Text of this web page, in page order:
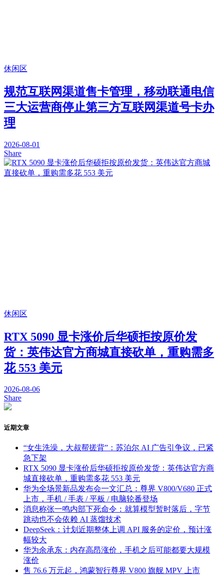
休闲区
规范互联网渠道售卡管理，移动联通电信
三大运营商停止第三方互联网渠道号卡办
理
2026-08-01
Share
休闲区
RTX 5090 显卡涨价后华硕拒按原价发
货：英伟达官方商城直接砍单，重购需多
花 553 美元
2026-08-06
Share
近期文章
“女生洗澡，大叔帮搓背”：苏泊尔 AI 广告引争议，已紧
急下架
RTX 5090 显卡涨价后华硕拒按原价发货：英伟达官方商
城直接砍单，重购需多花 553 美元
华为全场景新品发布会一文汇总：尊界 V800/V680 正式
上市，手机 / 手表 / 平板 / 电脑轮番登场
消息称张一鸣内部下死命令：就算模型暂时落后，字节
跳动也不会依赖 AI 蒸馏技术
DeepSeek：计划近期整体上调 API 服务的定价，预计涨
幅较大
华为余承东：内存高昂涨价，手机之后可能都要大规模
涨价
售 76.6 万元起，鸿蒙智行尊界 V800 旗舰 MPV 上市